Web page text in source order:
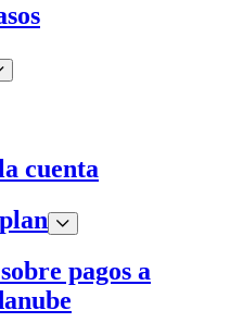
cuenta
pagos a